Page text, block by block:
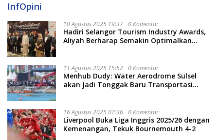
InfOpini
10 Agustus 2025 19:37 0 Komentar
Hadiri Selangor Tourism Industry Awards,
Aliyah Berharap Semakin Optimalkan
11 Agustus 2025 15:52 0 Komentar
Menhub Dudy: Water Aerodrome Sulsel
akan Jadi Tonggak Baru Transportasi
16 Agustus 2025 07:36 0 Komentar
Liverpool Buka Liga Inggris 2025/26 dengan
Kemenangan, Tekuk Bournemouth 4-2